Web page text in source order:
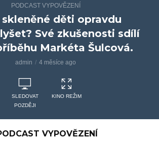
PODCAST VYPOVĚZENÍ
děti opravdu
Své zkušenosti sdílí
Markéta Šulcová.
admin 4 měsíce ago
SLEDOVAT
POZDĚJI
KINO REŽIM
VYPOVĚZENÍ